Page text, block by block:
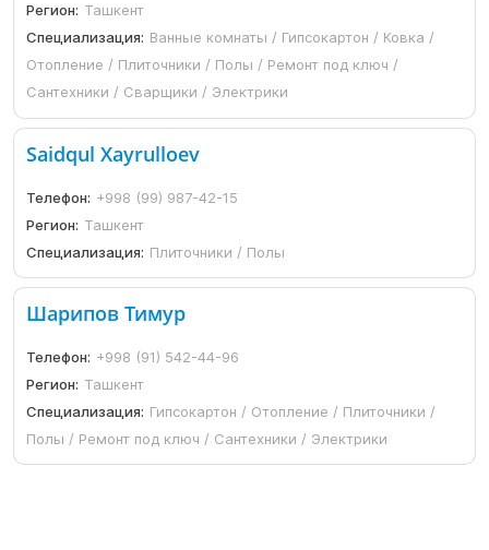
Регион: Ташкент
Специализация: Ванные комнаты / Гипсокартон / Ковка /
Отопление / Плиточники / Полы / Ремонт под ключ /
Сантехники / Сварщики / Электрики
Saidqul Xayrulloev
Телефон: +998 (99) 987-42-15
Регион: Ташкент
Специализация: Плиточники / Полы
Шарипов Тимур
Телефон: +998 (91) 542-44-96
Регион: Ташкент
Специализация: Гипсокартон / Отопление / Плиточники /
Полы / Ремонт под ключ / Сантехники / Электрики